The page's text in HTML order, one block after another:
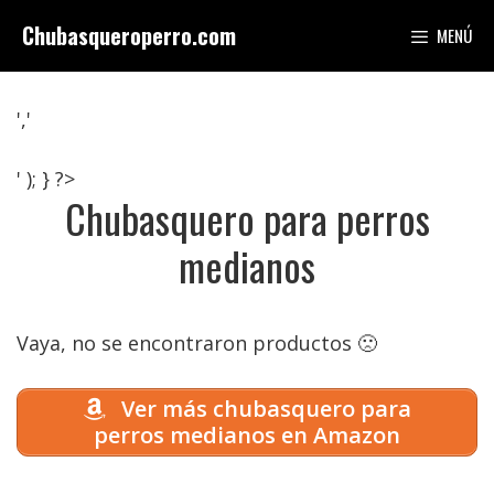
contenido
Chubasqueroperro.com MENÚ
','
' ); } ?>
Chubasquero para perros
medianos
Vaya, no se encontraron productos 🙁
Ver más chubasquero para
perros medianos en Amazon